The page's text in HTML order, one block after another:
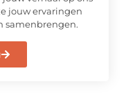
jouw ervaringen
samenbrengen.